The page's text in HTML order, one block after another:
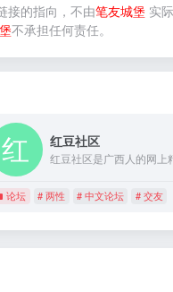
接的指向，不由笔友城堡 实
不承担任何责任。
红豆社区
论坛 # 两性 # 中文论坛 # 交友